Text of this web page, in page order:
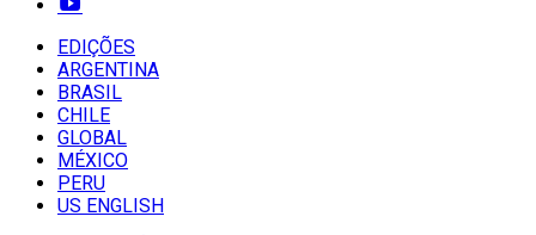
EDIÇÕES
ARGENTINA
BRASIL
CHILE
GLOBAL
MÉXICO
PERU
US ENGLISH